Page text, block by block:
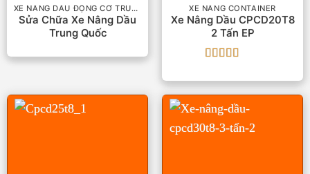
XE NÂNG DẦU ĐỘNG CƠ TRUNG QUỐC
Sửa Chữa Xe Nâng Dầu
Trung Quốc
XE NÂNG CONTAINER
Xe Nâng Dầu CPCD20T8
2 Tấn EP
hạng55 sao